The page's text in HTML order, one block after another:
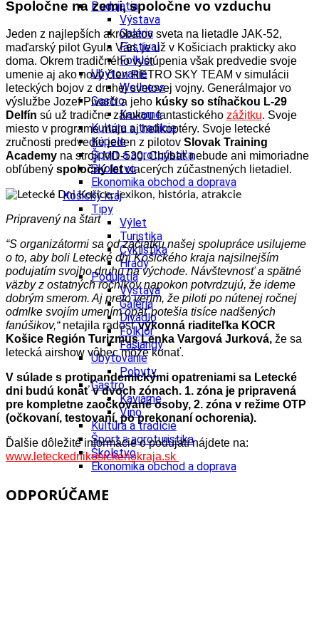
Podujatia
Výstava
Galéria
Festival
Folklór
Ubytovanie
Wellness
Gastro
Kaviarne
Kultúra a tradície
Kúpele
Šport a agroturistika
Školstvo
Ekonomika obchod a doprava
Košický kraj
Tipy
Výlet
Turistika
Cyklistika
Hrady
Podujatia
Výstava
Galéria
Divadlo
Folklór
Fašiangy
Ubytovanie
Pobyty
Gastro
Kaviarne
Víno
Kultúra a tradície
Šport a agroturistika
Školstvo
Ekonomika obchod a doprava
Tipy
Spoločne na zemi, spoločne vo vzduchu
Jeden z najlepších akrobatov sveta na lietadle JAK-52,
maďarský pilot Gyula Vári, je už v Košiciach prakticky ako
doma. Okrem tradičného vystúpenia však predvedie svoje
umenie aj ako nový člen RETRO SKY TEAM v simulácii
leteckých bojov z druhej svetovej vojny. Generálmajor vo
výslužbe Jozef Pivarči a jeho kúsky so stíhačkou L-29
Delfín sú už tradične zárukou fantastického zážitku. Svoje
miesto v programe maju aj helikoptéry. Svoje letecké
zručnosti predvedie jeden z pilotov Slovak Training
Academy na stroji MD-530. Chýbať nebude ani mimoriadne
obľúbený spoločný letviacerých zúčastnených lietadiel.
Pripravený na štart
“S organizátormi sa od začiatku našej spolupráce usilujeme
o to, aby boli Letecké dni Košického kraja najsilnejším
podujatím svojho druhu na východe. Návštevnosť a spätné
väzby z ostatných ročníkov napokon potvrdzujú, že ideme
dobrým smerom. Aj preto verím, že piloti po nútenej ročnej
odmlke svojím umením opäť potešia tisíce nadšených
fanúšikov,“netajila radosťvýkonná riaditeľka KOCR
Košice Región Turizmus Lenka Vargová Jurková, že sa
letecká airshow vôbec môže konať.
V súlade s protipandemickými opatreniami sa Letecké
dni budú konať v dvoch zónach. 1. zóna je pripravená
pre kompletne zaočkované osoby, 2. zóna v režime OTP
(očkovaní, testovaní, po prekonaní ochorenia).
Ďalšie dôležité informácie o podujatí nájdete na:
www.leteckednikosickehokraja.sk
ODPORÚČAME